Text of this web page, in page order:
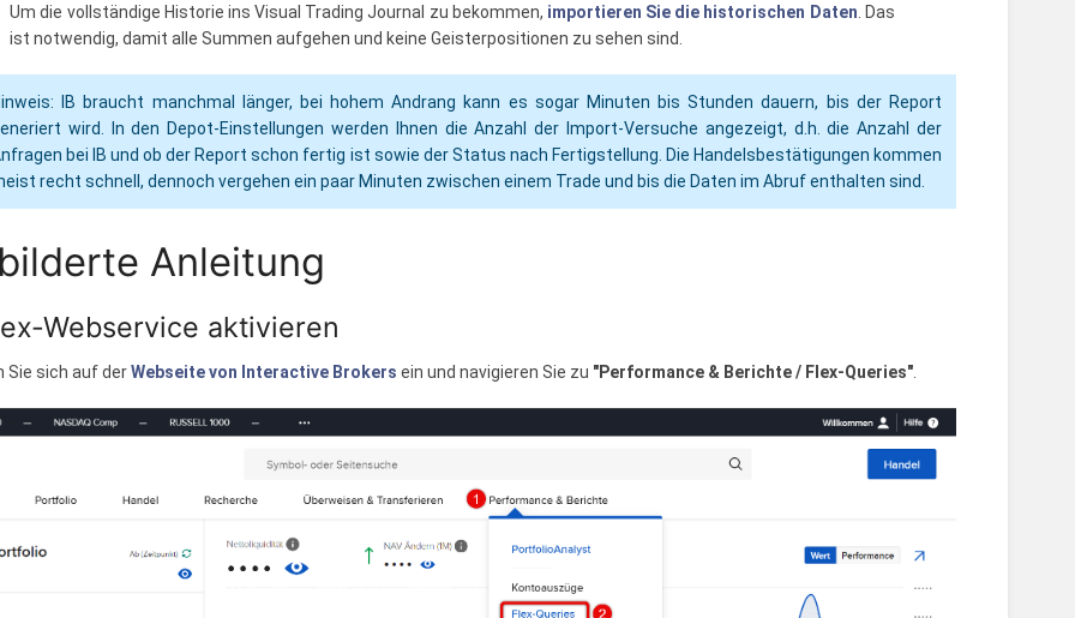
Um die vollständige Historie ins Visual Trading Journal zu bekommen, importieren Sie die historischen Daten . Das
ist notwendig, damit alle Summen aufgehen und keine Geisterpositionen zu sehen sind.
IB braucht manchmal länger, bei hohem Andrang kann es sogar Minuten bis Stunden dauern, bis der Report
wird. In den Depot-Einstellungen werden Ihnen die Anzahl der Import-Versuche angezeigt, d.h. die Anzahl der
bei IB und ob der Report schon fertig ist sowie der Status nach Fertigstellung. Die Handelsbestätigungen kommen
recht schnell, dennoch vergehen ein paar Minuten zwischen einem Trade und bis die Daten im Abruf enthalten sind.
Anleitung
Webservice aktivieren
Sie sich auf derWebseite von Interactive Brokers ein und navigieren Sie zu "Performance & Berichte / Flex-Queries"